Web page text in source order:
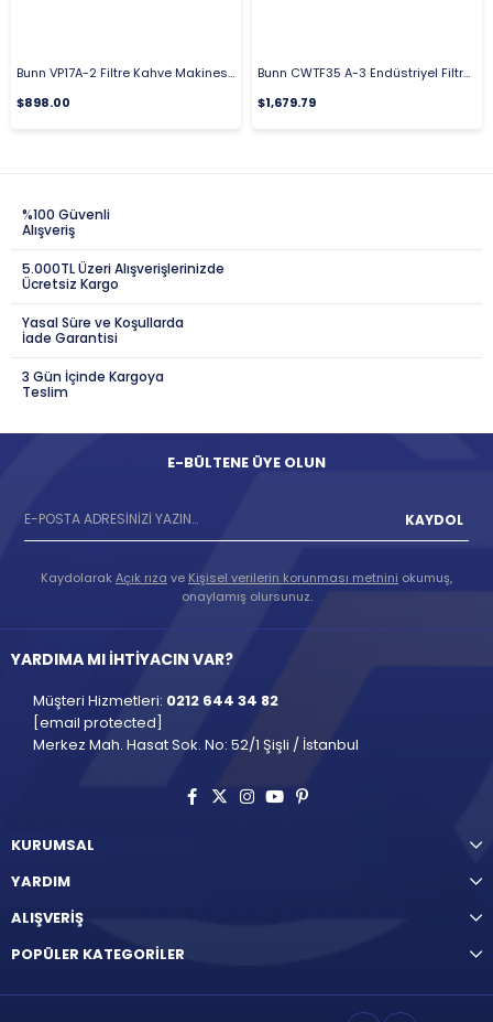
Bunn VP17A-2 Filtre Kahve Makinesi Su Isıtıcılı 2 Potlu
$898.00
Bunn CWTF35 A-3 Endüstriyel Filtre Kahve Makinesi 3 Potlu
$1,679.79
%100 Güvenli
Alışveriş
5.000TL Üzeri Alışverişlerinizde
Ücretsiz Kargo
Yasal Süre ve Koşullarda
İade Garantisi
3 Gün İçinde Kargoya
Teslim
E-BÜLTENE ÜYE OLUN
KAYDOL
KaydolarakAçık rıza ve Kişisel verilerin korunması metnini okumuş,
onaylamış olursunuz.
YARDIMA MI İHTİYACIN VAR?
Müşteri Hizmetleri: 0212 644 34 82
[email protected]
Merkez Mah. Hasat Sok. No: 52/1 Şişli / İstanbul
KURUMSAL
YARDIM
ALIŞVERİŞ
POPÜLER KATEGORİLER